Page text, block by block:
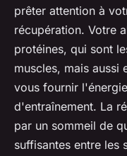
prêter attention à
récupération. Votre
protéines, qui sont
muscles, mais aussi
vous fournir
d'entraînement. La
par un sommeil de
suffisantes entre les